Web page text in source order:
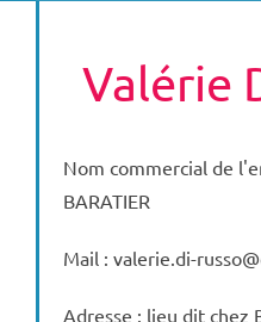
Valérie
Nom commercial de
BARATIER
Mail : valerie.di-
Adresse : lieu dit chez